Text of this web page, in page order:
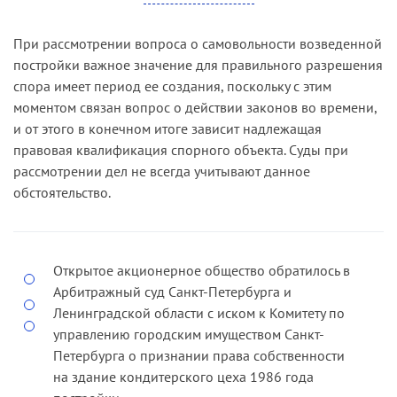
Санкт-Петербурга о предоставлении объекта
недвижимости на инвестиционных условиях.
Кроме того, кассационная инстанция отметила,
что суд не исследовал вопрос о том, получал ли
истец разрешение на проведение
строительномонтажных работ, была ли им
оформлена соответствующая проектная
таких обстоятельствах спорные объекты
отвечают признакам самовольной постройки,
которые следует надлежащим образом
исследовать при новом рассмотрении дела.
Кассационная инстанция также указала суду на
необходимость привлечь к участию в деле
Комитет по управлению городским имуществом
Суд первой инстанции, удовлетворяя исковые
требования, сделал вывод о том, что Комитет по
управлению городским имуществом Санкт-
Петербурга, предоставив земельный участок в
аренду сроком на 49 лет с уже возведенным
строением, подтвердил право истца на
земельный участок для возведения строения.
констатировала отсутствие всех
предусмотренных статьей 222 ГК РФ оснований
для признания за истцом права собственности
на спорный объект.
Оставляя в силе постановление апелляционной
инстанции, кассационный суд согласился с
При рассмотрении вопроса о самовольности возведенной
постройки важное значение для правильного разрешения
спора имеет период ее создания, поскольку с этим
моментом связан вопрос о действии законов во времени,
и от этого в конечном итоге зависит надлежащая
правовая квалификация спорного объекта. Суды при
рассмотрении дел не всегда учитывают данное
обстоятельство.
Открытое акционерное общество обратилось в
Арбитражный суд Санкт-Петербурга и
Ленинградской области с иском к Комитету по
управлению городским имуществом Санкт-
Петербурга о признании права собственности
на здание кондитерского цеха 1986 года